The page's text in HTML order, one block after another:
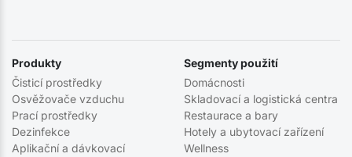
Produkty
Čisticí prostředky
Osvěžovače vzduchu
Prací prostředky
Dezinfekce
Aplikační a dávkovací
Segmenty použití
Domácnosti
Skladovací a logistická centra
Restaurace a bary
Hotely a ubytovací zařízení
Wellness